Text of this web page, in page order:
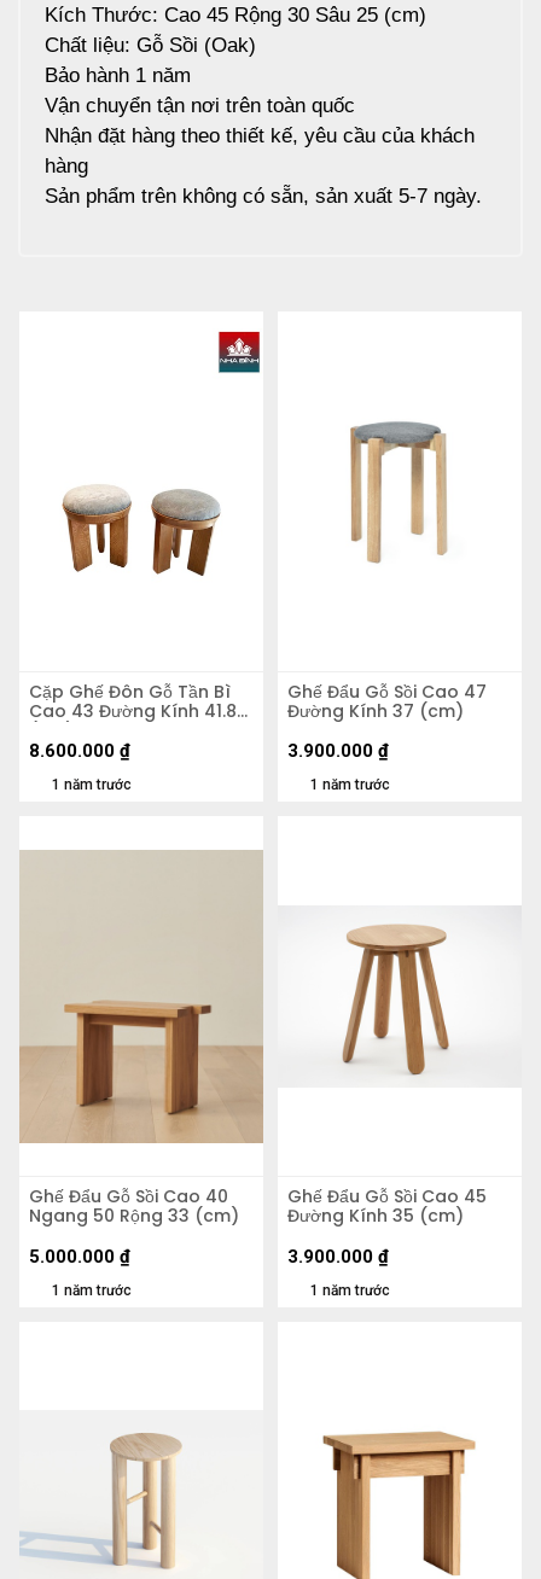
Kích Thước: Cao 45 Rộng 30 Sâu 25 (cm)
Chất liệu: Gỗ Sồi (Oak)
Bảo hành 1 năm
Vận chuyển tận nơi trên toàn quốc
Nhận đặt hàng theo thiết kế, yêu cầu của khách
hàng
Sản phẩm trên không có sẵn, sản xuất 5-7 ngày.
Cặp Ghế Đôn Gỗ Tần Bì
Cao 43 Đường Kính 41.8
(cm)
1 năm trước
8.600.000 ₫
Ghế Đẩu Gỗ Sồi Cao 47
Đường Kính 37 (cm)
1 năm trước
3.900.000 ₫
Ghế Đẩu Gỗ Sồi Cao 40
Ngang 50 Rộng 33 (cm)
1 năm trước
5.000.000 ₫
Ghế Đẩu Gỗ Sồi Cao 45
Đường Kính 35 (cm)
1 năm trước
3.900.000 ₫